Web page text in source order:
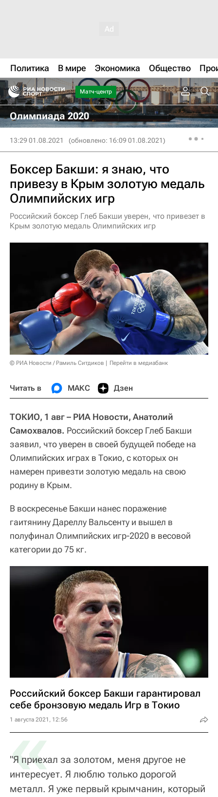
Политика В мире Экономика Общество
Матч-центр
Олимпиада 2020
13:29 01.08.2021 (обновлено: 16:09 01.08.2021)
Боксер Бакши: я знаю, что
привезу в Крым золотую медаль
Олимпийских игр
Российский боксер Глеб Бакши уверен, что привезет в
Крым золотую медаль Олимпийских игр
© РИА Новости / Рамиль Ситдиков Перейти в медиабанк
Читать в МАКС Дзен
ТОКИО, 1 авг – РИА Новости, Анатолий
Самохвалов. Российский боксер Глеб Бакши
заявил, что уверен в своей будущей победе на
Олимпийских играх в Токио, с которых он
намерен привезти золотую медаль на свою
родину в Крым.
В воскресенье Бакши нанес поражение
гаитянину Дареллу Вальсенту и вышел в
полуфинал Олимпийских игр-2020 в весовой
категории до 75 кг.
Российский боксер Бакши гарантировал
себе бронзовую медаль Игр в Токио
1 августа 2021, 12:56
«
"Я приехал за золотом, меня другое не
интересует. Я люблю только дорогой
металл. Я уже первый крымчанин, который